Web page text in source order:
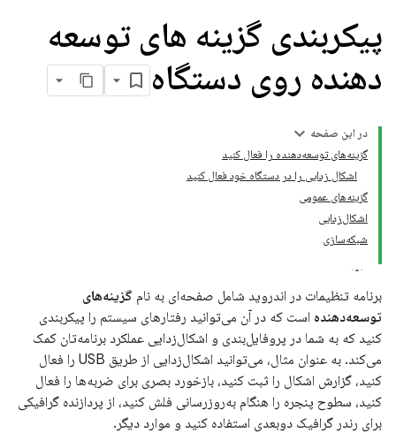
پیکربندی گزینه های توسعه
دهنده روی دستگاه
در این صفحه
گزینه‌های توسعه‌دهنده را فعال کنید
اشکال زدایی را در دستگاه خود فعال کنید
گزینه‌های عمومی
اشکال‌زدایی
شبکه‌سازی
برنامه تنظیمات در اندروید شامل صفحه‌ای به نام گزینه‌های
توسعه‌دهنده است که در آن می‌توانید رفتارهای سیستم را پیکربندی
کنید که به شما در پروفایل‌بندی و اشکال‌زدایی عملکرد برنامه‌تان کمک
می‌کند. به عنوان مثال، می‌توانید اشکال‌زدایی از طریق USB را فعال
کنید، گزارش اشکال را ثبت کنید، بازخورد بصری برای ضربه‌ها را فعال
کنید، سطوح پنجره را هنگام به‌روزرسانی فلش کنید، از پردازنده گرافیکی
برای رندر گرافیک دوبعدی استفاده کنید و موارد دیگر.